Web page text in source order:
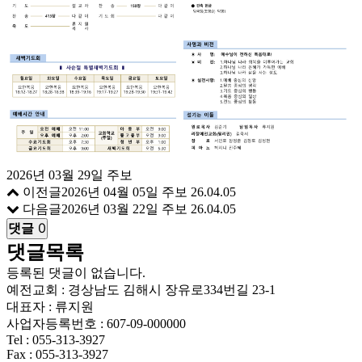
2026년 03월 29일 주보
이전글2026년 04월 05일 주보 26.04.05
다음글2026년 03월 22일 주보 26.04.05
댓글 0
댓글목록
등록된 댓글이 없습니다.
예전교회 : 경상남도 김해시 장유로334번길 23-1
대표자 : 류지원
사업자등록번호 : 607-09-000000
Tel : 055-313-3927
Fax : 055-313-3927